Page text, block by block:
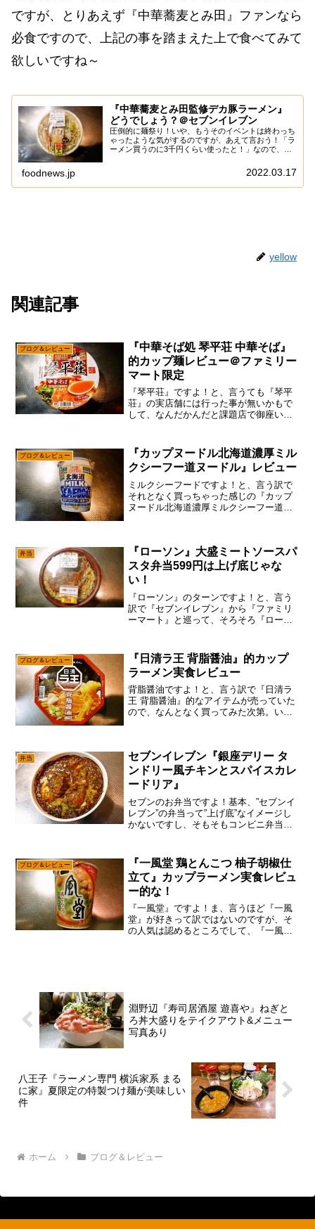
ですが、とりあえず『中華蕎麦とみ田』ファンなら
必食ですので、上記の事を踏まえた上で食べてみて
欲しいですね～
『中華蕎麦とみ田監修デカ豚ラーメン』
どうでしょう？＠セブンイレブン
圧倒的に麺祭り！いや、もうそのイベントは終わっち
ゃったような気がするのですが、あえて言おう！「ラ
ーメン買うのに3千円くらい使ったと！」なので、ど
める為に、そこは書くだけ書くパターンで御座いま
foodnews.jp 2022.03.17
yellow
関連記事
ブログ＆レビュー
『中華そば処 琴平荘 中華そば』
的カップ麺レビュー＠ファミリー
マート限定
『琴平荘』ですよ！と、言うても『琴平
荘』の実店舗には行った事が無いかもで
して、なんだかんだと課題店で御座いま
して、どこぞのタイミング行かなきゃと
は思っております。だが、...
ブログ＆レビュー
『カップヌードル北海道濃厚ミル
クシーフー道ヌードル』レビュー
ミルクシーフードですよ！と、言う訳で
それとなく買っちゃった感じの『カップ
ヌードル北海道濃厚ミルクシーフー道ヌ
すが、まあ端折る部分が無...
弁当
『ローソン』大盛ミートソースパ
スタ弁当599円は上げ底じゃな
い！
『ローソン』のターンですよ！と、言う
訳で『セブンイレブン』から『ファミリ
ーマート』と巡って、そろそろ『ローソ
あ、そもそも5分かそこらの徒歩圏内に、
『コンビニ』が何軒もある...
ブログ＆レビュー
『日清ラ王 背脂醤油』的カップ
ラーメン実食レビュー
背脂醤油ですよ！と、言う訳で『日清ラ
王 背脂醤油』的なアイテムが売っていた
ので、なんとなく買ってみた次第。い
ういう期間限定カップラー...
弁当
セブンイレブン『銀座デリー タ
ンドリー風チキンとスパイスカレ
ードリア』
セブンのお弁当ですよ！基本、”セブンイ
レブン”の弁当って”上げ底”なイメージし
かないですし、そもそもコンビニ弁当と
べるべきと！」ま、外で弁当を買うにし
ても個人店の弁当屋...
ブログ＆レビュー
『一風堂 鶏とんこつ 柚子胡椒仕
立て』カップラーメン実食レビュ
ー的な！
『一風堂』ですよ！ま、言うほど『一風
堂』が好きって訳ではないのですが、そ
の人気は認めるところでして、『一風
淵野辺『寿司居酒屋 遊喜や』ねぎと
ろ丼大盛りをテイクアウト&メニュー
写真あり
八王子『ラーメン専門 横浜家系 まる
に家』夏限定の特製つけ麺が美味しい
件
ホーム ブログ＆レビュー